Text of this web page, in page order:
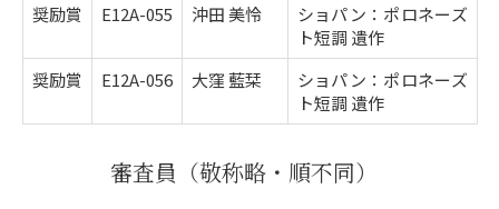
奨励賞
E12A-055 沖田 美怜
ショパン：ポロネーズ
ト短調 遺作
奨励賞
E12A-056 大窪 藍栞
ショパン：ポロネーズ
ト短調 遺作
審査員 （敬称略・順不同）